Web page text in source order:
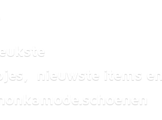
nieuwste items